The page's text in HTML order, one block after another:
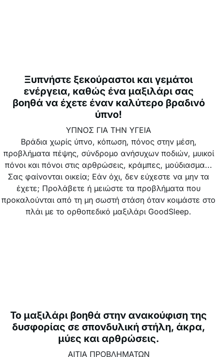
Ξυπνήστε ξεκούραστοι και γεμάτοι
ενέργεια, καθώς ένα μαξιλάρι σας
βοηθά να έχετε έναν καλύτερο βραδινό
ύπνο!
ΥΠΝΟΣ ΓΙΑ ΤΗΝ ΥΓΕΙΑ
Βράδια χωρίς ύπνο, κόπωση, πόνος στην μέση,
προβλήματα πέψης, σύνδρομο ανήσυχων ποδιών, μυικοί
πόνοι και πόνοι στις αρθρώσεις, κράμπες, μούδιασμα...
Σας φαίνονται οικεία; Εάν όχι, δεν εύχεστε να μην τα
έχετε; Προλάβετε ή μειώστε τα προβλήματα που
προκαλούνται από τη μη σωστή στάση όταν κοιμάστε στο
πλάι με το ορθοπεδικό μαξιλάρι GoodSleep.